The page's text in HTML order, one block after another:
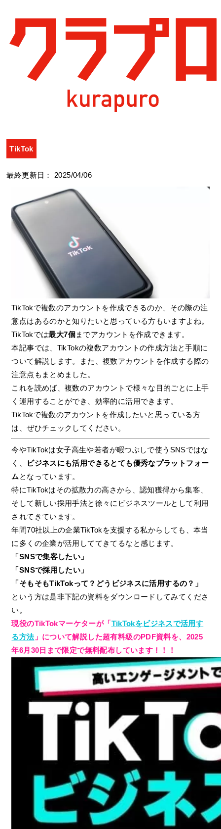
クラプロ コラム TikTok
TikTokでアカウントを複数作成
できる？作成の手順と注意点を解説
TikTokでアカウントを複数作成できる？作成の
手順と注意点を解説
TikTok
最終更新日： 2025/04/06
TikTokで複数のアカウントを作成できるのか、その際の注
意点はあるのかと知りたいと思っている方もいますよね。
TikTokでは最大7個 までアカウントを作成できます。
本記事では、TikTokの複数アカウントの作成方法と手順に
ついて解説します。また、複数アカウントを作成する際の
注意点もまとめました。
これを読めば、複数のアカウントで様々な目的ごとに上手
く運用することができ、効率的に活用できます。
TikTokで複数のアカウントを作成したいと思っている方
は、ぜひチェックしてください。
今やTikTokは女子高生や若者が暇つぶしで使うSNSではな
く、
ビジネスにも活用できるとても優秀なプラットフォー
ム となっています。
特にTikTokはその拡散力の高さから、認知獲得から集客、
そして新しい採用手法と徐々にビジネスツールとして利用
されてきています。
年間70社以上の企業TikTokを支援する私からしても、本当
に多くの企業が活用しててきてるなと感じます。
「SNSで集客したい」
「SNSで採用したい」
「そもそもTikTokって？どうビジネスに活用するの？」
という方は是非下記の資料をダウンロードしてみてくださ
い。
現役のTikTokマーケターが「TikTokをビジネスで活用す
る方法」について解説した超有料級のPDF資料を、2025
年6月30日まで限定で無料配布しています！！！